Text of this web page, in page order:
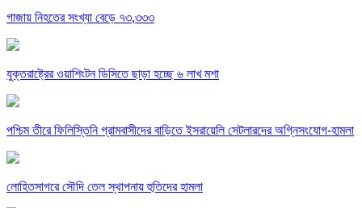
গাজায় নিহতের সংখ্যা বেড়ে ৭৩,৩৩৩
যুক্তরাষ্ট্রের ওয়াশিংটন ডিসিতে ছাড়া হচ্ছে ৬ লাখ মশা
পশ্চিম তীরে ফিলিস্তিনি গ্রামবাসীদের বাড়িতে ইসরায়েলি সেটলারদের অগ্নিসংযোগ-হামলা
লোহিতসাগরে সৌদি তেল স্থাপনায় হুতিদের হামলা